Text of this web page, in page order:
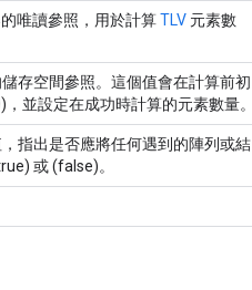
唯讀參照，用於計算TLV 元素數
存空間參照。這個值會在計算前初
，並設定在成功時計算的元素數量。
指出是否應將任何遇到的陣列或結
或 (false)。